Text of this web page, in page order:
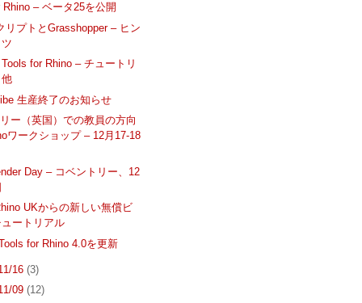
– ベータ25を公開
リプトとGrasshopper – ヒン
for Rhino – チュートリ
生産終了のお知らせ
ー（英国）での教員の方向
ワークショップ – 12月17-18
Day – コベントリー、12
UKからの新しい無償ビ
ートリアル
for Rhino 4.0を更新
16 (3)
09 (12)